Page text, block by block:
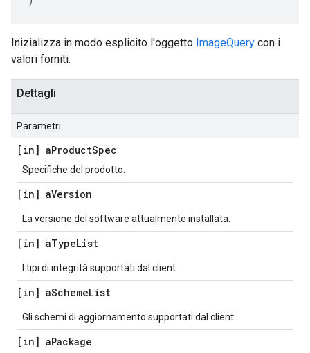
Inizializza in modo esplicito l'oggetto ImageQuery con i
valori forniti.
Dettagli
Parametri
[in] aProductSpec
Specifiche del prodotto.
[in] aVersion
La versione del software attualmente installata.
[in] aTypeList
I tipi di integrità supportati dal client.
[in] aSchemeList
Gli schemi di aggiornamento supportati dal client.
[in] aPackage